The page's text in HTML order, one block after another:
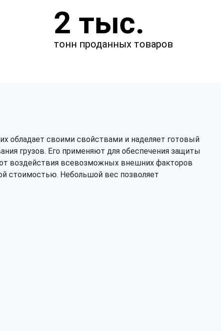
и через несколько минут наш
менеджер свяжется с вами.
2 тыс.
тонн проданных товаров
обладает своими свойствами и наделяет готовый
грузов. Его применяют для обеспечения защиты
воздействия всевозможных внешних факторов
стоимостью. Небольшой вес позволяет